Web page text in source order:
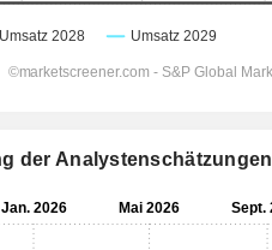
der Analystenschätzungen